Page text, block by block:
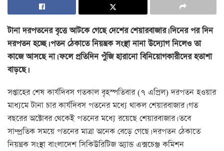
টানা দরপতনের বৃত্তে আটকে গেছে দেশের শেয়ারবাজার। দিনের পর দিন
দরপতন হচ্ছে। পতন ঠেকাতে নিয়ন্ত্রক সংস্থা নানা উদ্যোগ নিলেও তা
কাজে আসছে না। ফলে প্রতিদিন পুঁজি হারানো বিনিয়োগকারীদের হতাশা
বাড়ছে।
সপ্তাহের শেষ কার্যদিবস গতকাল বৃহস্পতিবার (৭ এপ্রিল) দরপতন হওয়ার
মাধ্যমে টানা চার কার্যদিবস পতনের মধ্যে থাকল শেয়ারবাজার। গত
বছরের অক্টোবর থেকেই পতনের মধ্যে রয়েছে শেয়ারবাজার। তবে
সাম্প্রতিক সময়ে পতনের মাত্রা অনেক বেড়ে গেছে। দরপতন ঠেকাতে
নিয়ন্ত্রক সংস্থা বাংলাদেশ সিকিউরিটিজ অ্যান্ড এক্সচেঞ্জ কমিশন